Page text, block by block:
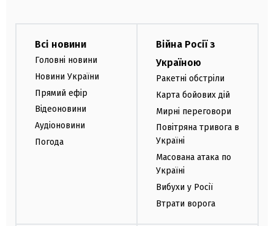
Всі новини
Головні новини
Новини України
Прямий ефір
Відеоновини
Аудіоновини
Погода
Війна Росії з
Україною
Ракетні обстріли
Карта бойових дій
Мирні переговори
Повітряна тривога в
Україні
Масована атака по
Україні
Вибухи у Росії
Втрати ворога